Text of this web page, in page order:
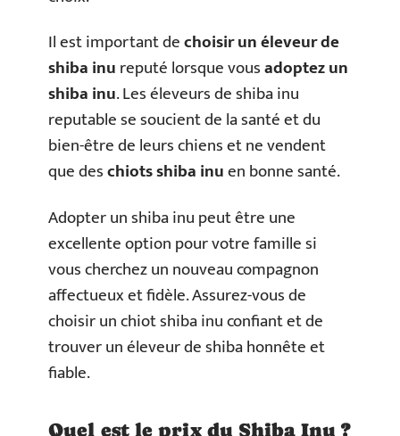
Il est important dechoisir un éleveur de
shiba inureputé lorsque vousadoptez un
shiba inu. Les éleveurs de shiba inu
reputable se soucient de la santé et du
bien-être de leurs chiens et ne vendent
que deschiots shiba inuen bonne santé.
Adopter un shiba inu peut être une
excellente option pour votre famille si
vous cherchez un nouveau compagnon
affectueux et fidèle. Assurez-vous de
choisir un chiot shiba inu confiant et de
trouver un éleveur de shiba honnête et
fiable.
Quel est le prix du Shiba Inu ?